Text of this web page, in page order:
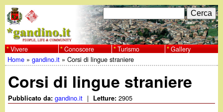
al
contenuto
principale
w
w
w
F
o
r
m
d
C
e
r
c
a
Vivere Conoscere Turismo Gallery
Tu
sei
Home »gandino.it »Corsi di lingue straniere
Corsi di lingue straniere
Pubblicato da:gandino.it | Letture:2905